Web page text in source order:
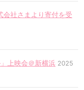
社さまより寄付を受
上映会＠新横浜 2025